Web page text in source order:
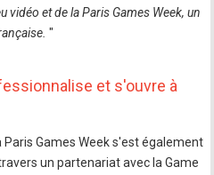
vidéo et de la Paris Games Week, un
"
et s'ouvre à
Games Week s'est également
un partenariat avec la Game